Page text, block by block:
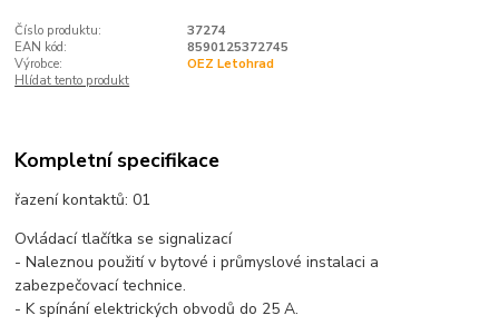
Číslo produktu:
37274
EAN kód:
8590125372745
Výrobce:
OEZ Letohrad
Hlídat tento produkt
Kompletní specifikace
řazení kontaktů: 01
Ovládací tlačítka se signalizací
- Naleznou použití v bytové i průmyslové instalaci a
zabezpečovací technice.
- K spínání elektrických obvodů do 25 A.